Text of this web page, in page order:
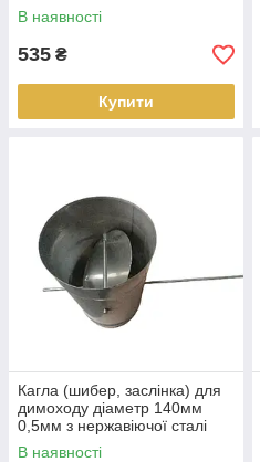
В наявності
535 ₴
Купити
Кагла (шибер, заслінка) для
димоходу діаметр 140мм
0,5мм з нержавіючої сталі
AISI 304
В наявності